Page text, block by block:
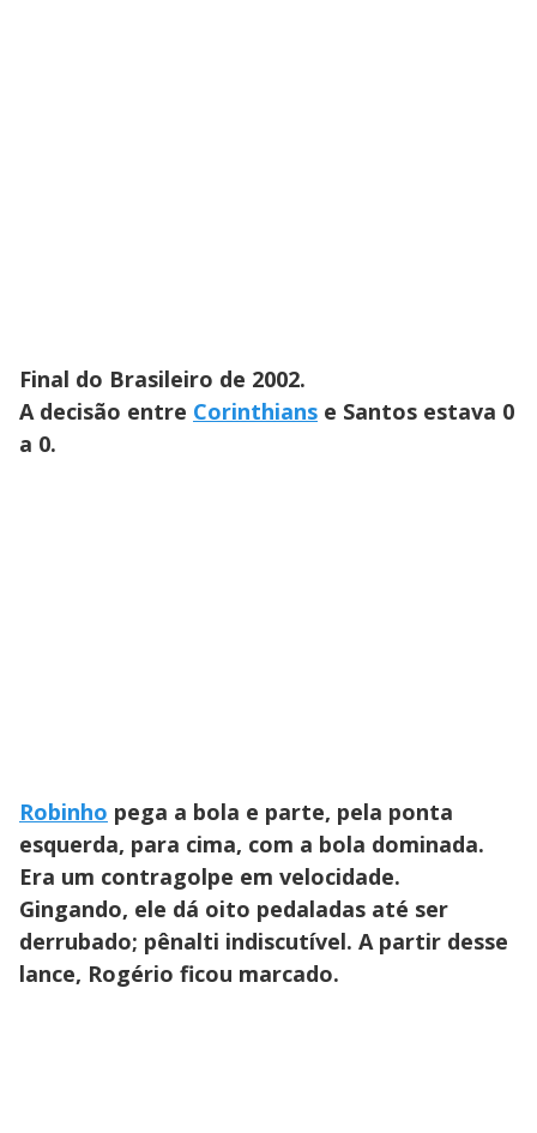
Final do Brasileiro de 2002.
A decisão entre Corinthians e Santos estava 0
a 0.
Robinho pega a bola e parte, pela ponta
esquerda, para cima, com a bola dominada.
Era um contragolpe em velocidade.
Gingando, ele dá oito pedaladas até ser
derrubado; pênalti indiscutível. A partir desse
lance, Rogério ficou marcado.